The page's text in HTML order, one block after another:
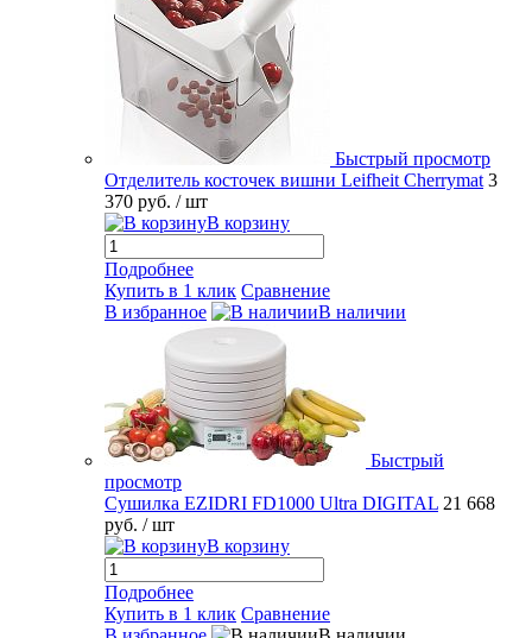
Быстрый просмотр
Отделитель косточек вишни Leifheit Cherrymat 3
370 руб. / шт
В корзину
Подробнее
Купить в 1 клик Сравнение
В избранное
В наличии
Быстрый
просмотр
Сушилка EZIDRI FD1000 Ultra DIGITAL 21 668
руб. / шт
В корзину
Подробнее
Купить в 1 клик Сравнение